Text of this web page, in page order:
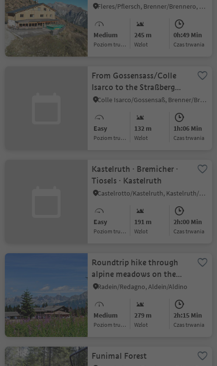
Stella Alpina
Fleres/Pflersch, Brenner/Brennero, Sterzing/Vipiteno and environs
Medium
Poziom trudności
245 m
Wzlot
0h:49 Min
czas trwania
From Gossensass/Colle
Isarco to the Straßberg
ruin
Colle Isarco/Gossensaß, Brenner/Brennero, Sterzing/Vipiteno and environs
Easy
Poziom trudności
132 m
Wzlot
1h:06 Min
czas trwania
Kastelruth · Bremicher ·
Tiosels · Kastelruth
Castelrotto/Kastelruth, Kastelruth/Castelrotto, Dolomites Region Seiser Alm
Easy
Poziom trudności
191 m
Wzlot
2h:00 Min
czas trwania
Roundtrip hike through
alpine meadows on the
Jochgrimm
Radein/Redagno, Aldein/Aldino
Medium
Poziom trudności
279 m
Wzlot
2h:15 Min
czas trwania
Funimal Forest